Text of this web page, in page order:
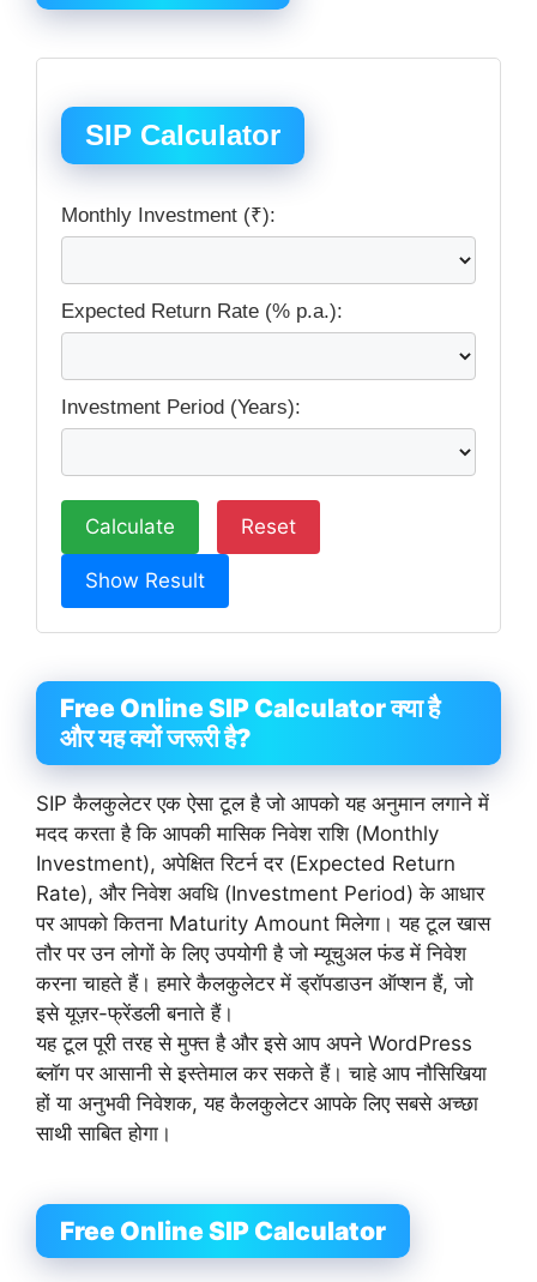
SIP Calculator
Monthly Investment (₹):
Expected Return Rate (% p.a.):
Investment Period (Years):
Calculate Reset
Show Result
Free Online SIP Calculator क्या है
और यह क्यों जरूरी है?
SIP कैलकुलेटर एक ऐसा टूल है जो आपको यह अनुमान लगाने में
मदद करता है कि आपकी मासिक निवेश राशि (Monthly
Investment), अपेक्षित रिटर्न दर (Expected Return
Rate), और निवेश अवधि (Investment Period) के आधार
पर आपको कितना Maturity Amount मिलेगा। यह टूल खास
तौर पर उन लोगों के लिए उपयोगी है जो म्यूचुअल फंड में निवेश
करना चाहते हैं। हमारे कैलकुलेटर में ड्रॉपडाउन ऑप्शन हैं, जो
इसे यूज़र-फ्रेंडली बनाते हैं।
यह टूल पूरी तरह से मुफ्त है और इसे आप अपने WordPress
ब्लॉग पर आसानी से इस्तेमाल कर सकते हैं। चाहे आप नौसिखिया
हों या अनुभवी निवेशक, यह कैलकुलेटर आपके लिए सबसे अच्छा
साथी साबित होगा।
Free Online SIP Calculator